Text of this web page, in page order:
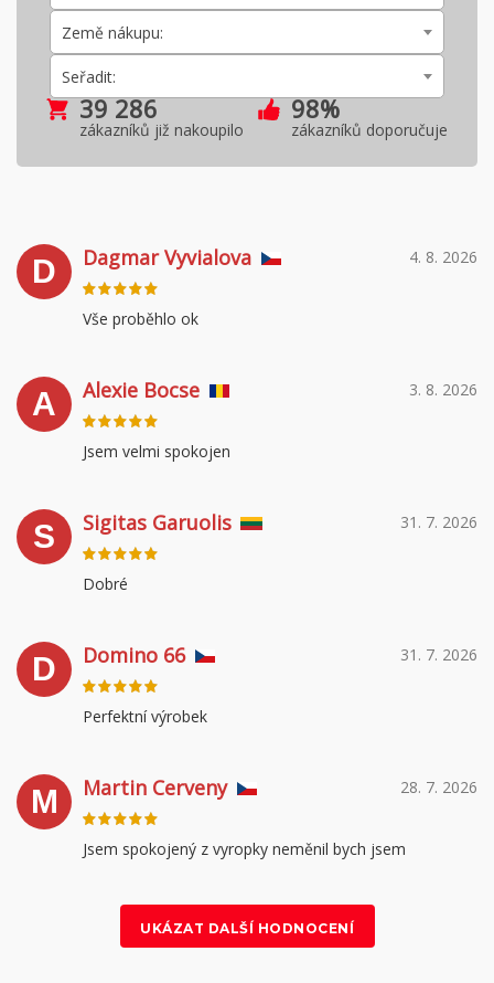
Země nákupu:
Seřadit:
39 286
zákazníků již nakoupilo
98%
zákazníků doporučuje
D 4. 8. 2026
Dagmar Vyvialova
Vše proběhlo ok
A 3. 8. 2026
Alexie Bocse
Jsem velmi spokojen
S 31. 7. 2026
Sigitas Garuolis
Dobré
D 31. 7. 2026
Domino 66
Perfektní výrobek
M 28. 7. 2026
Martin Cerveny
Jsem spokojený z vyropky neměnil bych jsem
UKÁZAT DALŠÍ HODNOCENÍ